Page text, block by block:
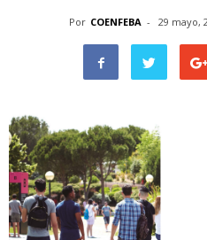
Por COENFEBA - 29 mayo,